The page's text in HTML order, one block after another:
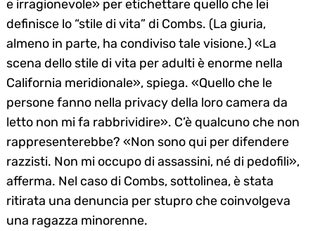
e irragionevole» per etichettare quello che lei
definisce lo “stile di vita” di Combs. (La giuria,
almeno in parte, ha condiviso tale visione.) «La
scena dello stile di vita per adulti è enorme nella
California meridionale», spiega. «Quello che le
persone fanno nella privacy della loro camera da
letto non mi fa rabbrividire». C’è qualcuno che non
rappresenterebbe? «Non sono qui per difendere
razzisti. Non mi occupo di assassini, né di pedofili»,
afferma. Nel caso di Combs, sottolinea, è stata
ritirata una denuncia per stupro che coinvolgeva
una ragazza minorenne.